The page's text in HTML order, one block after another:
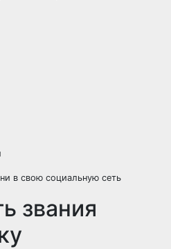
в свою социальную сеть
звания